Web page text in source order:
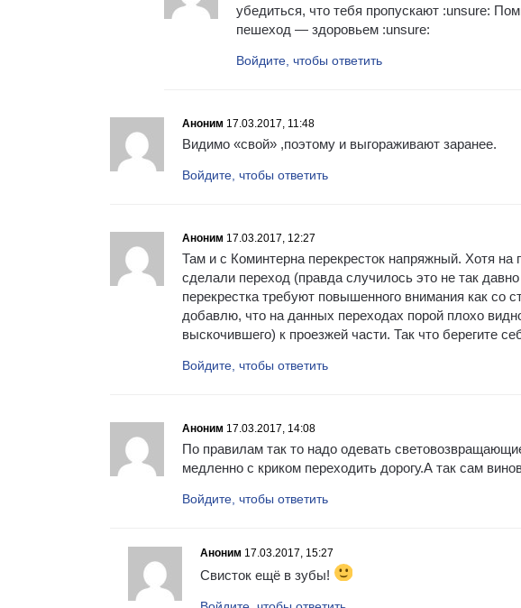
убедиться, что тебя пропускают :unsure:
пешеход — здоровьем :unsure:
Войдите, чтобы ответить
Аноним 17.03.2017, 11:48
Видимо «свой» ,поэтому и выгораживают заранее.
Войдите, чтобы ответить
Аноним 17.03.2017, 12:27
Там и с Коминтерна перекресток напряжный. Хотя на
сделали переход (правда случилось это не так
перекрестка требуют повышенного внимания как со
добавлю, что на данных переходах порой плохо
выскочившего) к проезжей части. Так что берегите
Войдите, чтобы ответить
Аноним 17.03.2017, 14:08
По правилам так то надо одевать
медленно с криком переходить дорогу.А так сам
Войдите, чтобы ответить
Аноним 17.03.2017, 15:27
Свисток ещё в зубы!